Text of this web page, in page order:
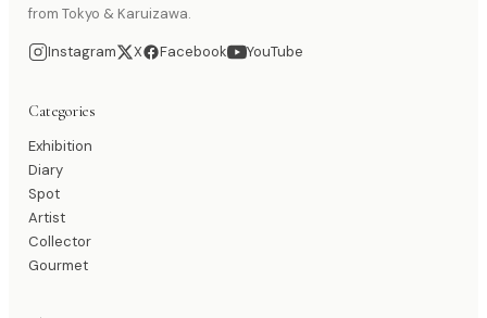
from Tokyo & Karuizawa.
Instagram X Facebook YouTube
Categories
Exhibition
Diary
Spot
Artist
Collector
Gourmet